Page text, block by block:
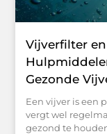
Vijverfilter
Gezonde
Een vijver is een
vergt wel
gezond te